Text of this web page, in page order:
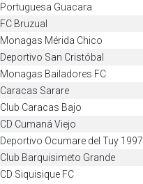
Portuguesa Guacara
FC Bruzual
Monagas Mérida Chico
Deportivo San Cristóbal
Monagas Bailadores FC
Caracas Sarare
Club Caracas Bajo
CD Cumaná Viejo
Deportivo Ocumare del Tuy 1997
Club Barquisimeto Grande
CD Siquisique FC